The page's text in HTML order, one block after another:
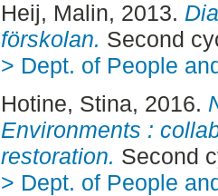
Heij, Malin, 2013.
förskolan. Second
> Dept. of People
Hotine, Stina, 2016.
Environments :
restoration. Second
> Dept. of People